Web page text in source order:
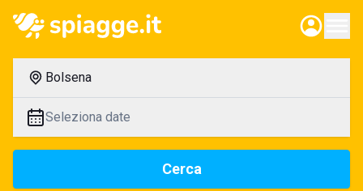
Bolsena
Seleziona date
Cerca